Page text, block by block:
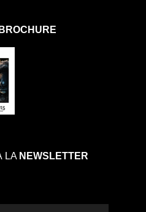
LA NEWSLETTER